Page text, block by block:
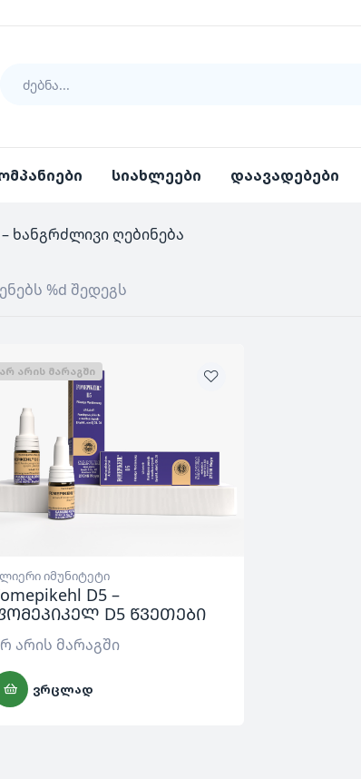
სიახლეები დაავადებები
ხანგრძლივი ღებინება
%d შედეგს
ᲐᲠ ᲐᲠᲘᲡ ᲛᲐᲠᲐᲒᲨᲘ
იმუნიტეტი
D5 –
D5 წვეთები
არის მარაგში
ᲕᲠᲪᲚᲐᲓ